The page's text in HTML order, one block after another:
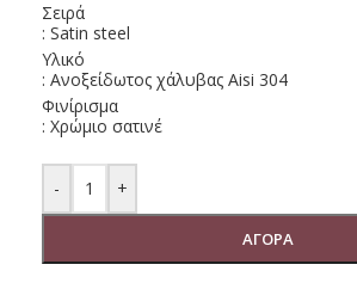
Σειρά
: Satin steel
Υλικό
: Ανοξείδωτος χάλυβας Aisi 304
Φινίρισμα
: Χρώμιο σατινέ
- +
ΑΓΟΡΑ